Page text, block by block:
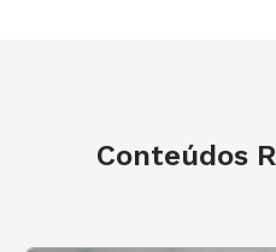
Conteúdos